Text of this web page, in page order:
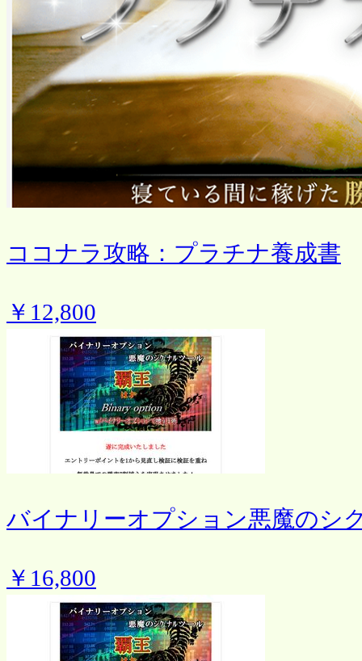
ココナラ攻略：プラチナ養成書
￥12,800
バイナリーオプション悪魔のシ
￥16,800